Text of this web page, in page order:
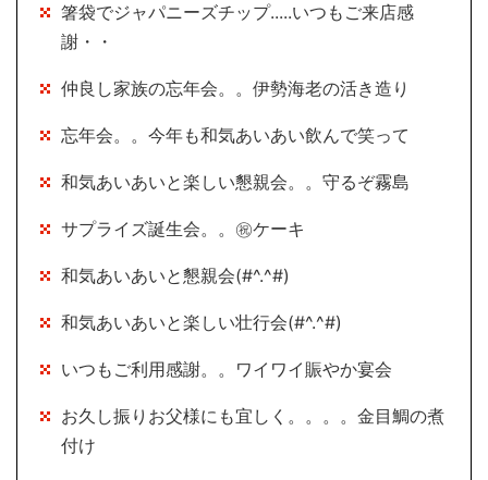
箸袋でジャパニーズチップ.....いつもご来店感
謝・・
仲良し家族の忘年会。。伊勢海老の活き造り
忘年会。。今年も和気あいあい飲んで笑って
和気あいあいと楽しい懇親会。。守るぞ霧島
サプライズ誕生会。。㊗ケーキ
和気あいあいと懇親会(#^.^#)
和気あいあいと楽しい壮行会(#^.^#)
いつもご利用感謝。。ワイワイ賑やか宴会
お久し振りお父様にも宜しく。。。。金目鯛の煮
付け